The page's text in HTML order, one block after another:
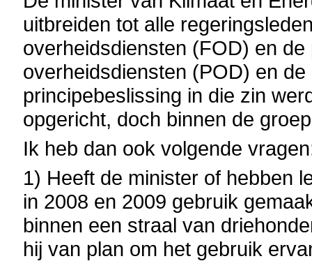
uitbreiden tot alle
overheidsdiensten (FOD) en
overheidsdiensten (POD) en
principebeslissing in die zin
opgericht, doch binnen de
Ik heb dan ook volgende
1) Heeft de minister of hebben
in 2008 en 2009 gebruik
binnen een straal van
hij van plan om het gebruik